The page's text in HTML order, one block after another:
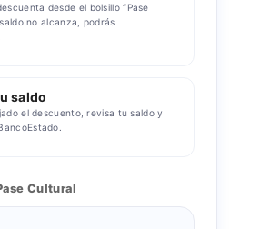
desde el bolsillo “Pase
no alcanza, podrás
saldo
el descuento, revisa tu saldo y
Cultural